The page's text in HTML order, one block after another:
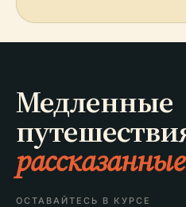
Медленные
ОСТАВАЙТЕСЬ В КУРСЕ